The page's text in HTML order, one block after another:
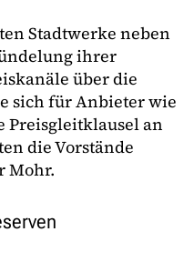
Stadtwerke neben
ihrer
über die
sich für Anbieter wie
Preisgleitklausel an
die Vorstände
Mohr.